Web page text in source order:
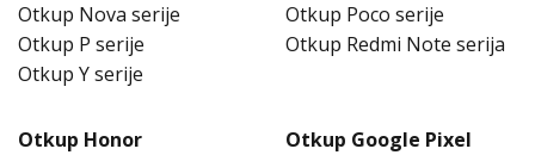
Otkup Nova serije
Otkup P serije
Otkup Y serije
Otkup Poco serije
Otkup Redmi Note serija
Otkup Honor
Otkup Google Pixel